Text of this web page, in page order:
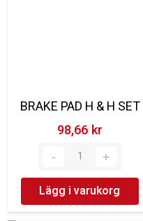
BRAKE PAD H & H SET
98,66 kr‎
Lägg i varukorg